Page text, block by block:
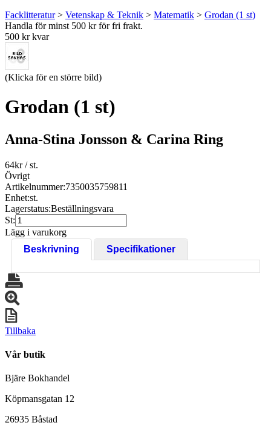
Facklitteratur> Vetenskap & Teknik > Matematik > Grodan (1 st)
Handla för minst 500 kr för fri frakt.
500 kr kvar
(Klicka för en större bild)
Grodan (1 st)
Anna-Stina Jonsson & Carina Ring
64kr/ st.
Övrigt
Artikelnummer:7350035759811
Enhet:st.
Lagerstatus:Beställningsvara
St:
Lägg i varukorg
Beskrivning
Specifikationer
Tillbaka
Vår butik
Bjäre Bokhandel
Köpmansgatan 12
26935 Båstad